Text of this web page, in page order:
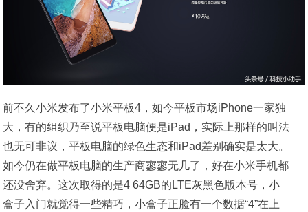
​前不久小米发布了小米平板4，如今平板市场iPhone一家独
大，有的组织乃至说平板电脑便是iPad，实际上那样的叫法
也无可非议，平板电脑的绿色生态和iPad差别确实是太大。
如今仍在做平板电脑的生产商寥寥无几了，好在小米手机都
还没舍弃。这次取得的是4 64GB的LTE灰黑色版本号，小
盒子入门就觉得一些精巧，小盒子正脸有一个数据“4”在上